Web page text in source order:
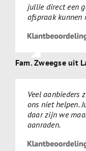
jullie direct een
afspraak kunnen
Fam. Zweegse uit
Veel aanbieders
ons niet helpen.
daar zijn we
aanraden.